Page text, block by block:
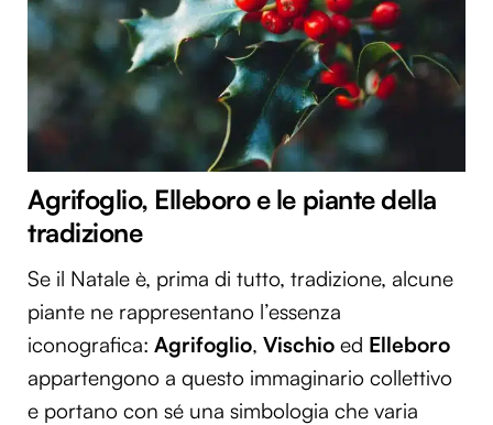
Agrifoglio, Elleboro e le piante della
tradizione
Se il Natale è, prima di tutto, tradizione, alcune
piante ne rappresentano l’essenza
iconografica: Agrifoglio, Vischio ed Elleboro
appartengono a questo immaginario collettivo
e portano con sé una simbologia che varia